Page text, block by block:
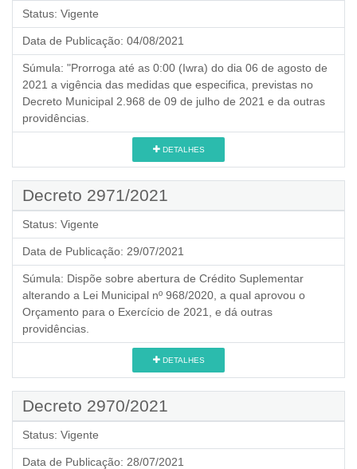
Status: Vigente
Data de Publicação: 04/08/2021
Súmula: "Prorroga até as 0:00 (Iwra) do dia 06 de agosto de
2021 a vigência das medidas que especifica, previstas no
Decreto Municipal 2.968 de 09 de julho de 2021 e da outras
providências.
DETALHES
Decreto 2971/2021
Status: Vigente
Data de Publicação: 29/07/2021
Súmula: Dispõe sobre abertura de Crédito Suplementar
alterando a Lei Municipal nº 968/2020, a qual aprovou o
Orçamento para o Exercício de 2021, e dá outras
providências.
DETALHES
Decreto 2970/2021
Status: Vigente
Data de Publicação: 28/07/2021